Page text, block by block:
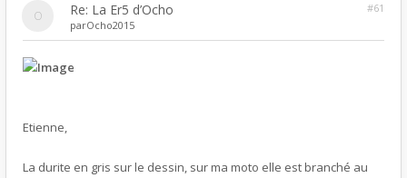
Re: La Er5 d’Ocho
#61
parOcho2015
Etienne,
La durite en gris sur le dessin, sur ma moto elle est branché au